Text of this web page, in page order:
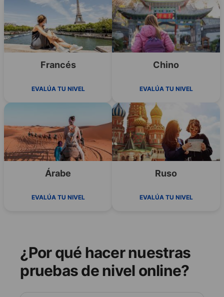
Francés
EVALÚA TU NIVEL
Chino
EVALÚA TU NIVEL
Árabe
EVALÚA TU NIVEL
Ruso
EVALÚA TU NIVEL
¿Por qué hacer nuestras
pruebas de nivel online?